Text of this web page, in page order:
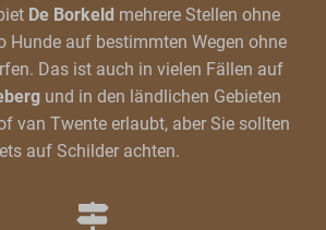
De Borkeld mehrere Stellen ohne
Hunde auf bestimmten Wegen ohne
Das ist auch in vielen Fällen auf
und in den ländlichen Gebieten
van Twente erlaubt, aber Sie sollten
auf Schilder achten.